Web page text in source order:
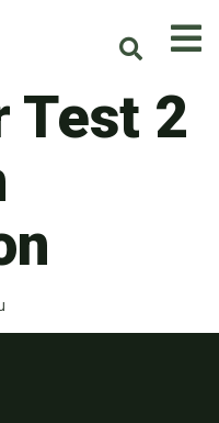
Test 2